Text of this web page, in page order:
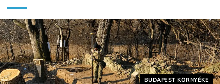
Helyszín címkék:
BUDAPEST KÖRNYÉKE